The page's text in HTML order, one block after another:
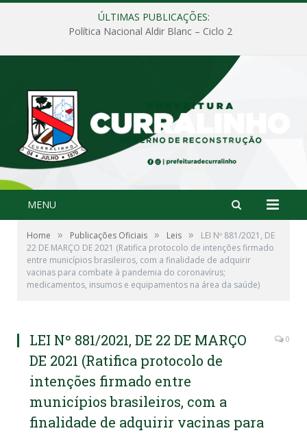
ÚLTIMAS PUBLICAÇÕES:
Política Nacional Aldir Blanc – Ciclo 2
MENU
Home » Publicações Oficiais » Leis »
LEI Nº 881/2021, DE
22 DE MARÇO DE 2021 (Ratifica protocolo de intenções firmado
entre municípios brasileiros, com a finalidade de adquirir
vacinas para combate à pandemia do coronavírus;
medicamentos, insumos e equipamentos na área da saúde)
LEI Nº 881/2021, DE 22 DE MARÇO
DE 2021 (Ratifica protocolo de
intenções firmado entre
municípios brasileiros, com a
finalidade de adquirir vacinas para
0